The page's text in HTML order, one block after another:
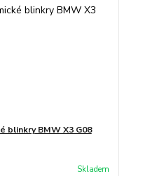
blinkry BMW X3 G08
Skladem